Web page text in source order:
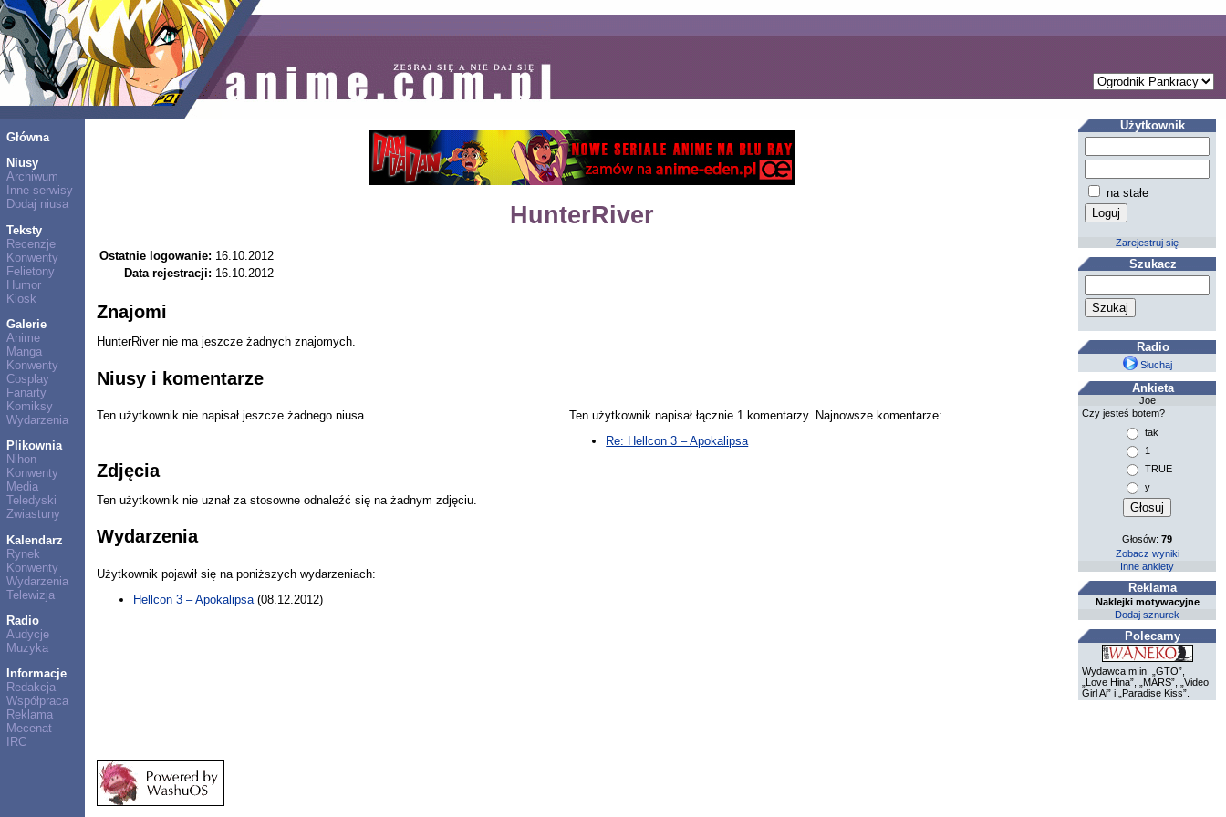
Główna
Niusy
Archiwum
Inne serwisy
Dodaj niusa
Teksty
Recenzje
Konwenty
Felietony
Humor
Kiosk
Galerie
Anime
Manga
Konwenty
Cosplay
Fanarty
Komiksy
Wydarzenia
Plikownia
Nihon
Konwenty
Media
Teledyski
Zwiastuny
Kalendarz
Rynek
Konwenty
Wydarzenia
Telewizja
Radio
Audycje
Muzyka
Informacje
Redakcja
Współpraca
Reklama
Mecenat
IRC
HunterRiver
Ostatnie logowanie: 16.10.2012
Data rejestracji: 16.10.2012
Znajomi
HunterRiver nie ma jeszcze żadnych znajomych.
Niusy i komentarze
Ten użytkownik nie napisał jeszcze żadnego niusa.
Ten użytkownik napisał łącznie 1 komentarzy. Najnowsze komentarze:
Re: Hellcon 3 – Apokalipsa
Zdjęcia
Ten użytkownik nie uznał za stosowne odnaleźć się na żadnym zdjęciu.
Wydarzenia
Użytkownik pojawił się na poniższych wydarzeniach:
Hellcon 3 – Apokalipsa(08.12.2012)
Użytkownik
na stałe
Zarejestruj się
Szukacz
Radio
Słuchaj
Ankieta
Joe
Czy jesteś botem?
tak
1
TRUE
y
Głosów:79
Zobacz wyniki
Inne ankiety
Reklama
Naklejki motywacyjne
Dodaj sznurek
Polecamy
Wydawca m.in. „GTO”,
„Love Hina”, „MARS”, „Video
Girl Ai” i „Paradise Kiss”.